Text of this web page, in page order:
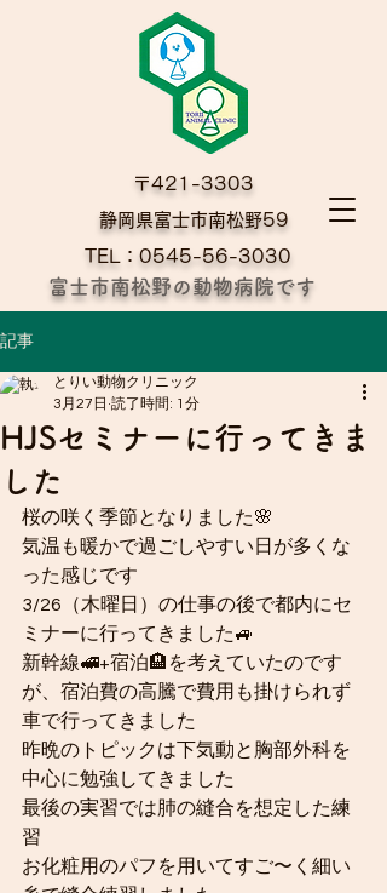
〒421-3303
​静岡県富士市南松野59
TEL：0545-56-3030
富士市南松野の動物病院です
記事
HJSセミナーに行ってきま
した
とりい動物クリニック
3月27日 読了時間: 1分
桜の咲く季節となりました🌸
気温も暖かで過ごしやすい日が多くな
った感じです
3/26（木曜日）の仕事の後で都内にセ
ミナーに行ってきました🚙
新幹線🚅+宿泊🏨を考えていたのです
が、宿泊費の高騰で費用も掛けられず
車で行ってきました
昨晩のトピックは下気動と胸部外科を
中心に勉強してきました
最後の実習では肺の縫合を想定した練
習
お化粧用のパフを用いてすご〜く細い